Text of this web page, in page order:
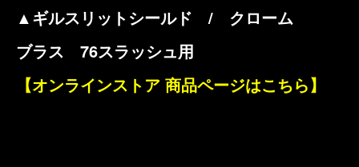
▲ギルスリットシールド / クローム
ブラス 76スラッシュ用
【オンラインストア 商品ページはこちら】